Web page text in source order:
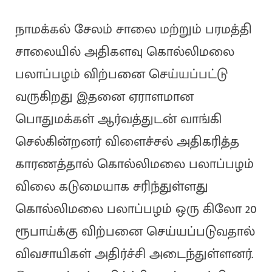
நாமக்கல் சேலம் சாலை மற்றும் பரமத்தி
சாலையில் அதிகளவு கொல்லிமலை
பலாப்பழம் விற்பனை செய்யப்பட்டு
வருகிறது இதனை ஏராளமான
பொதுமக்கள் ஆர்வத்துடன் வாங்கி
செல்கின்றனர் விளைச்சல் அதிகரித்த
காரணத்தால் கொல்லிமலை பலாப்பழம்
விலை கடுமையாக சரிந்துள்ளது
கொல்லிமலை பலாப்பழம் ஒரு கிலோ 20
ரூபாய்க்கு விற்பனை செய்யப்படுவதால்
விவசாயிகள் அதிர்ச்சி அடைந்துள்ளனர்.